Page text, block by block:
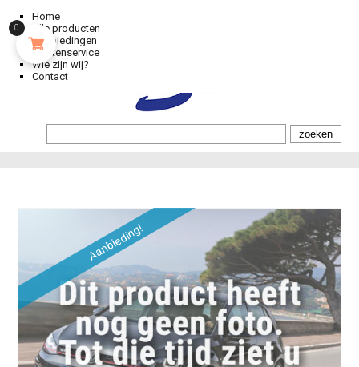
Home
Alle producten
Aanbiedingen
Klantenservice
Wie zijn wij?
Contact
Aanbieding!
0